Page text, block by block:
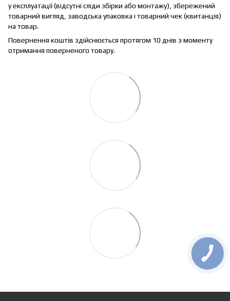
у експлуатації (відсутні сліди збірки або монтажу), збережений
товарний вигляд, заводська упаковка і товарний чек (квитанція)
на товар.
Повернення коштів здійснюється протягом 10 днів з моменту
отримання поверненого товару.